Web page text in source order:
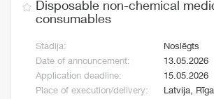
Disposable non-chemical
consumables
Stadija:
Noslēgts
Date of announcement:
13.05.2026
Application deadline:
15.05.2026
Place of execution/delivery:
Latvija,